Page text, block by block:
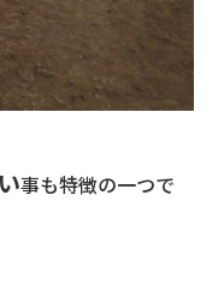
事も特徴の一つで